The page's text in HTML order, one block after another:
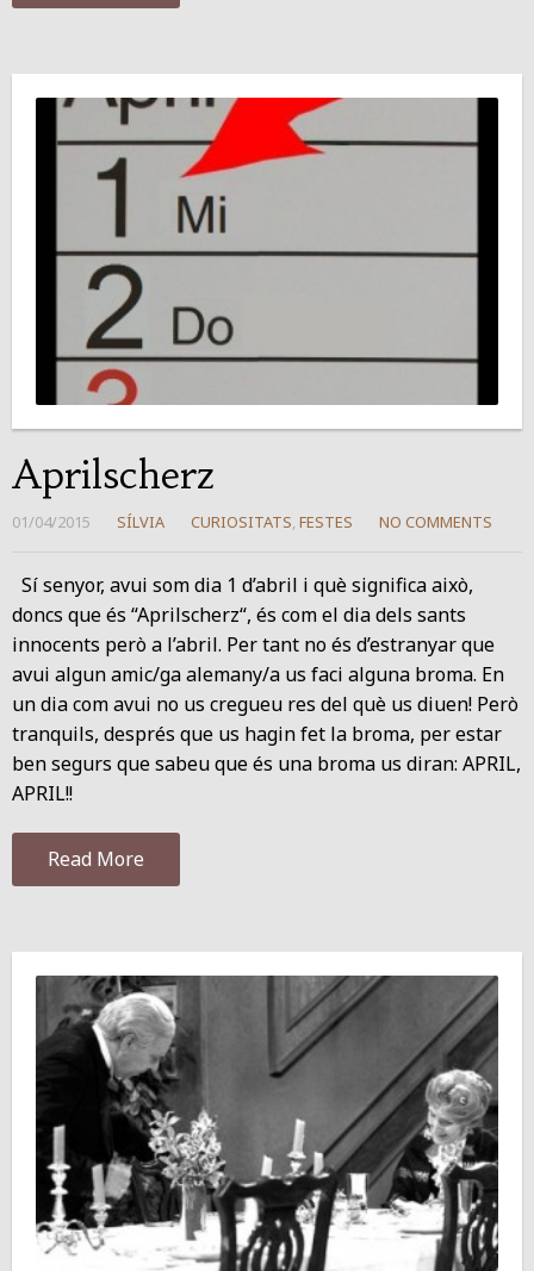
Aprilscherz
01/04/2015 SÍLVIA CURIOSITATS, FESTES NO COMMENTS
Sí senyor, avui som dia 1 d’abril i què significa això,
doncs que és “Aprilscherz“, és com el dia dels sants
innocents però a l’abril. Per tant no és d’estranyar que
avui algun amic/ga alemany/a us faci alguna broma. En
un dia com avui no us cregueu res del què us diuen! Però
tranquils, després que us hagin fet la broma, per estar
ben segurs que sabeu que és una broma us diran: APRIL,
APRIL!!
Read More